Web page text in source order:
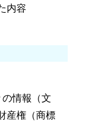
内容
の情報（文
産権（商標